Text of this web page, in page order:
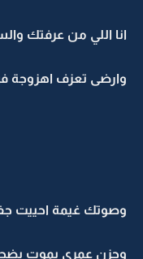
انا اللي من عرفتك
وارضى تعزف اهزوجة
وصوتك غيمة احييت
وحزن عمري يموت